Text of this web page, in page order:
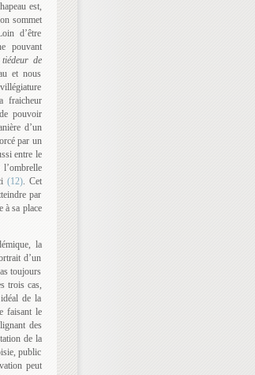
est,
sommet
d’être
pouvant
de
et nous
fraicheur
pouvoir
d’un
par un
entre le
(12). Cet
par
à sa place
la
d’un
toujours
trois cas,
de la
faisant le
des
de la
public
peut